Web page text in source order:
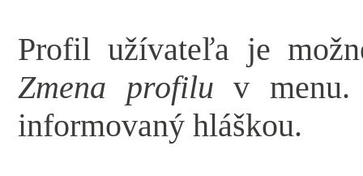
Profil užívateľa je
Zmena profilu v menu.
informovaný hláškou.